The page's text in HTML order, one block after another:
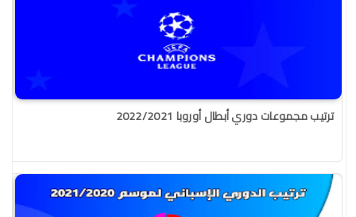
ترتيب مجموعات دوري أبطال أوروبا 2022/2021